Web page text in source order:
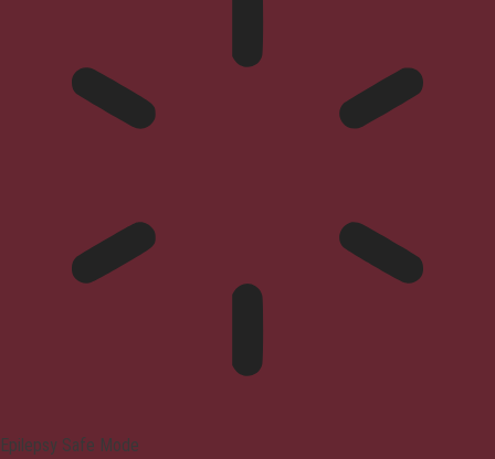
Epilepsy Safe Mode